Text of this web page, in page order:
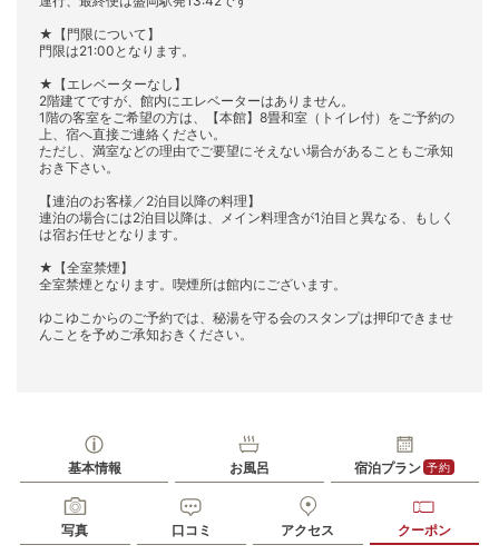
★【門限について】
門限は21:00となります。
★【エレベーターなし】
2階建てですが、館内にエレベーターはありません。
1階の客室をご希望の方は、【本館】8畳和室（トイレ付）をご予約の
上、宿へ直接ご連絡ください。
ただし、満室などの理由でご要望にそえない場合があることもご承知
おき下さい。
【連泊のお客様／2泊目以降の料理】
連泊の場合には2泊目以降は、メイン料理含が1泊目と異なる、もしく
は宿お任せとなります。
★【全室禁煙】
全室禁煙となります。喫煙所は館内にございます。
ゆこゆこからのご予約では、秘湯を守る会のスタンプは押印できませ
んことを予めご承知おきください。
基本情報 お風呂 宿泊プラン 予約
写真 口コミ アクセス クーポン